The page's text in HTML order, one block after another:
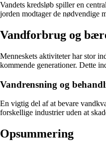
Vandets kredsløb spiller en
jorden modtager de nødvendige
Vandforbrug og
Menneskets aktiviteter har stor
kommende generationer. Dette
Vandrensning og
En vigtig del af at bevare
forskellige industrier uden at
Opsummering